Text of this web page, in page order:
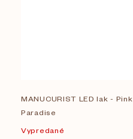
MANUCURIST LED lak - Pink
Paradise
Vypredané